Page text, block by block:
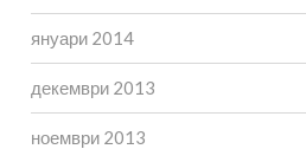
януари 2014
декември 2013
ноември 2013